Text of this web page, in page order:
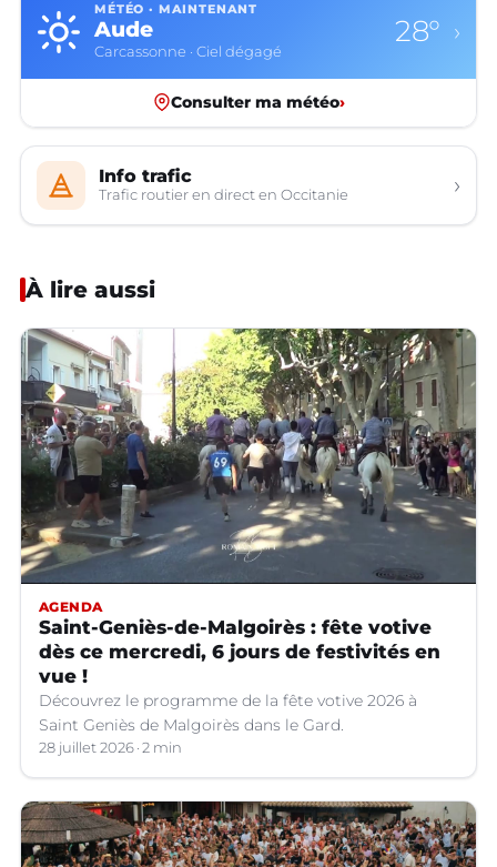
MÉTÉO · MAINTENANT
Aude
Carcassonne · Ciel dégagé
28° ›
Consulter ma météo›
Info trafic
Trafic routier en direct en Occitanie ›
À lire aussi
AGENDA
Saint-Geniès-de-Malgoirès : fête votive
dès ce mercredi, 6 jours de festivités en
vue !
Découvrez le programme de la fête votive 2026 à
Saint Geniès de Malgoirès dans le Gard.
28 juillet 2026 2 min